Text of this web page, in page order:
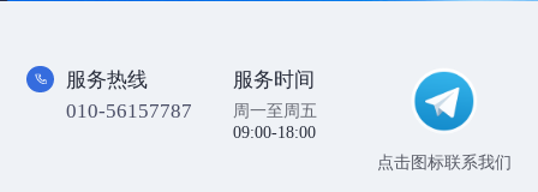
服务热线
010-56157787
服务时间
周一至周五
09:00-18:00
点击图标联系我们